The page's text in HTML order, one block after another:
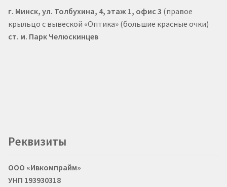
г. Минск, ул. Толбухина, 4, этаж 1, офис 3 (правое
крыльцо с вывеской «Оптика» (большие красные очки)
ст. м. Парк Челюскинцев
Реквизиты
ООО «Ивкомпрайм»
УНП 193930318